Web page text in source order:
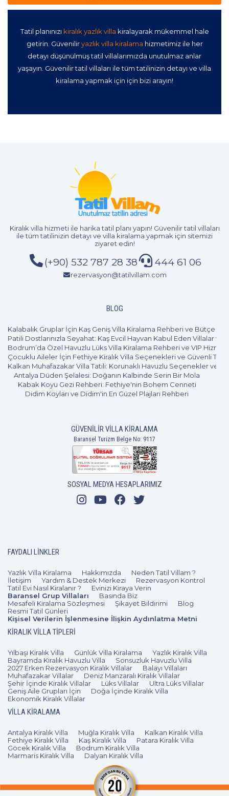
Tatil planınızı kiralık yazlık villa kiralayarak mükemmel hale
getirin. Güveniliryazlık villa kiralama hizmetimiz ile her
detayı düşünülmüş tatil villalarımızda unutulmaz anlar
yaşayın. Güvenilir tatil villaları ile tüm tatilinizin detayı ve villa
kiralama yapmak için için bizi arayın!
Kiralık villa hizmetiile harika tatil planı yapın! Güvenilir tatil villaları
ile tüm tatilinizin detayı ve villa kiralama yapmak için sitemizi
ziyaret edin!
(+90) 532 787 28 38 444 61 06
rezervasyon@tatilvillam.com
BLOG
Kalabalık Gruplar İçin Kaş Geniş Villa Kiralama Rehberi ve Bütçe
Patili Dostlarınızla Seyahat: Kaş Evcil Hayvan Kabul Eden Villalar ve
Bodrum’da Özel Havuzlu Lüks Villa Kiralama Rehberi ve VIP
Çocuklu Aileler İçin Fethiye Kiralık Villa Seçenekleri ve Güvenli
Kalkan Muhafazakar Villa Tatili: Korunaklı Havuzlu Seçenekler ve
Antalya Düden Şelalesi: Doğanın Kalbinde Serin Bir Mola
Kabak Koyu Gezi Rehberi: Fethiye'nin Bohem Cenneti
Didim Koyları ve Didim'in En Güzel Plajları Rehberi
GÜVENILIR VILLA KIRALAMA
Baransel Turizm Belge No: 9117
SOSYAL MEDYA HESAPLARIMIZ
FAYDALI LINKLER
Yazlık Villa Kiralama Hakkımızda
Neden Tatil Villam ?
İletişim
Yardım & Destek Merkezi
Rezervasyon Kontrol
Tatil Evi Nasıl Kiralanır ?
Evinizi Kiraya Verin
Baransel Grup Villaları
Basında Biz
Mesafeli Kiralama Sözleşmesi
Şikayet Bildirimi
Blog
Resmi Tatil Günleri
Kişisel Verilerin İşlenmesine İlişkin Aydınlatma Metni
KIRALIK VILLA TIPLERI
Yılbaşı Kiralık Villa Günlük Villa Kiralama
Yazlık Kiralık Villa
Bayramda Kiralık Havuzlu Villa
Sonsuzluk Havuzlu Villa
2027 Erken Rezervasyon Kiralık Villalar
Balayı Villaları
Muhafazakar Villalar
Deniz Manzaralı Kiralık Villalar
Şehir İçinde Kiralık Villalar
Lüks Villalar
Ultra Lüks Villalar
Geniş Aile Grupları İçin
Doğa İçinde Kiralık Villa
Ekonomik Kiralık Villalar
VILLA KIRALAMA
Antalya Kiralık Villa Muğla Kiralık Villa
Kalkan Kiralık Villa
Fethiye Kiralık Villa
Kaş Kiralık Villa
Patara Kiralık Villa
Göcek Kiralık Villa
Bodrum Kiralık Villa
Marmaris Kiralık Villa
Dalyan Kiralık Villa